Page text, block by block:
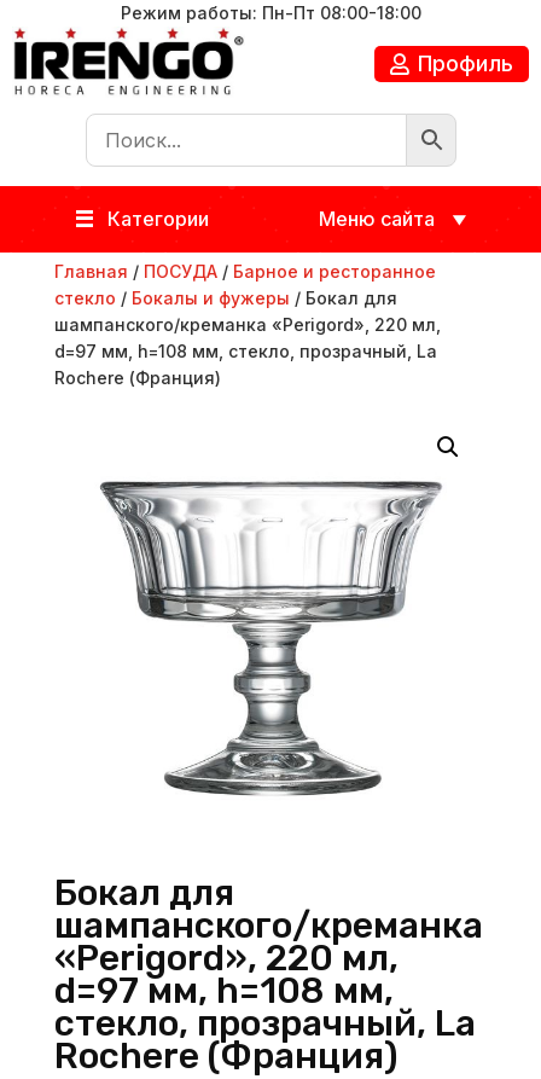
Режим работы: Пн-Пт 08:00-18:00
Профиль
Категории Меню сайта
Главная / ПОСУДА/ Барное и ресторанное
стекло / Бокалы и фужеры / Бокал для
шампанского/креманка «Perigord», 220 мл,
d=97 мм, h=108 мм, стекло, прозрачный, La
Rochere (Франция)
Бокал для
шампанского/креманка
«Perigord», 220 мл,
d=97 мм, h=108 мм,
стекло, прозрачный, La
Rochere (Франция)